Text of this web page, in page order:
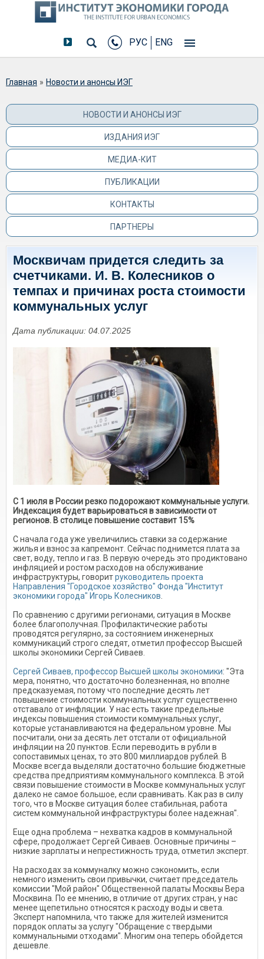
РУС ENG
Вы здесь
Главная » Новости и анонсы ИЭГ
НОВОСТИ И АНОНСЫ ИЭГ
ИЗДАНИЯ ИЭГ
МЕДИА-КИТ
ПУБЛИКАЦИИ
КОНТАКТЫ
ПАРТНЕРЫ
Москвичам придется следить за
счетчиками. И. В. Колесников о
темпах и причинах роста стоимости
коммунальных услуг
Дата публикации: 04.07.2025
С 1 июля в России резко подорожают коммунальные услуги.
Индексация будет варьироваться в зависимости от
регионов. В столице повышение составит 15%
С начала года уже увеличились ставки за содержание
жилья и взнос за капремонт. Сейчас поднимется плата за
свет, воду, тепло и газ. В первую очередь это продиктовано
инфляцией и ростом расходов на обслуживание
инфраструктуры, говоритруководитель проекта
Направления "Городское хозяйство" Фонда "Институт
экономики города" Игорь Колесников
По сравнению с другими регионами, ситуация в Москве
более благополучная. Профилактические работы
проводятся регулярно, за состоянием инженерных
коммуникаций строго следят, отметил профессор Высшей
школы экономики Сергей Сиваев.
Сергей Сиваев, профессор Высшей школы экономики: "Эта
мера, понятно, что достаточно болезненная, но вполне
предсказуемая, потому что последние десять лет
повышение стоимости коммунальных услуг существенно
отставало от инфляции. У нас есть такие предельные
индексы повышения стоимости коммунальных услуг,
которые устанавливаются на федеральном уровне. Мы
посчитали, они за десять лет отстали от официальной
инфляции на 20 пунктов. Если переводить в рубли в
сопоставимых ценах, то это 800 миллиардов рублей. В
Москве всегда выделяли достаточно большие бюджетные
средства предприятиям коммунального комплекса. В этой
связи повышение стоимости в Москве коммунальных услуг
далеко не самое большое, если сравнивать. Как раз в силу
того, что в Москве ситуация более стабильная, работа
систем коммунальной инфраструктуры более надежная".
Еще одна проблема – нехватка кадров в коммунальной
сфере, продолжает Сергей Сиваев. Основные причины –
низкие зарплаты и непрестижность труда, отметил эксперт.
На расходах за коммуналку можно сэкономить, если
немного изменить свои привычки, считает председатель
комиссии "Мой район" Общественной палаты Москвы Вера
Москвина. По ее мнению, в отличие от других стран, у нас
менее щепетильно относятся к расходу воды и света.
Эксперт напомнила, что также для жителей изменится
порядок оплаты за услугу "Обращение с твердыми
коммунальными отходами". Многим она теперь обойдется
дешевле.